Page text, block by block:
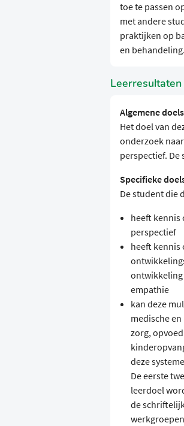
toe te passen
met andere
praktijken op
en behandeling.
Leerresultaten
Algemene
Het doel van
onderzoek
perspectief.
Specifieke
De student die
heeft kennis
perspectief
heeft kennis
ontwikkeling
empathie
kan deze
medische
zorg,
deze
De eerste
leerdoel
de